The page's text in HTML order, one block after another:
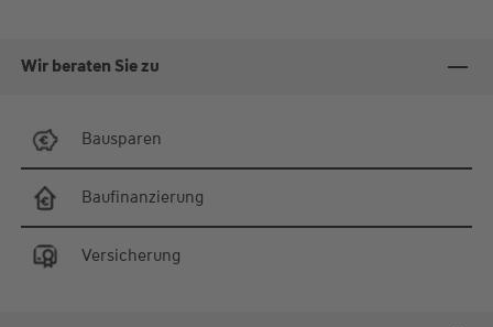
Wir beraten Sie zu
Bausparen
Baufinanzierung
Versicherung